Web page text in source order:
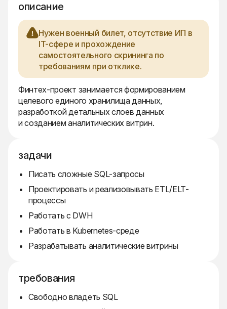
описание
Нужен военный билет, отсутствие ИП в
IT-сфере и прохождение
самостоятельного скрининга по
требованиям при отклике.
Финтех-проект занимается формированием
целевого единого хранилища данных,
разработкой детальных слоев данных
и созданием аналитических витрин.
задачи
Писать сложные SQL-запросы
Проектировать и реализовывать ETL/ELT-
процессы
Работать с DWH
Работать в Kubernetes-среде
Разрабатывать аналитические витрины
требования
Свободно владеть SQL